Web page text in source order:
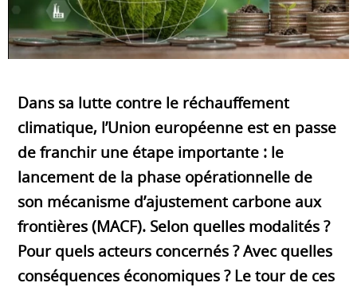
Dans sa lutte contre le réchauffement
climatique, l’Union européenne est en passe
de franchir une étape importante : le
lancement de la phase opérationnelle de
son mécanisme d’ajustement carbone aux
frontières (MACF). Selon quelles modalités ?
Pour quels acteurs concernés ? Avec quelles
conséquences économiques ? Le tour de ces